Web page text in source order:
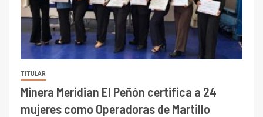
TITULAR
Minera Meridian El Peñón certifica a 24
mujeres como Operadoras de Martillo